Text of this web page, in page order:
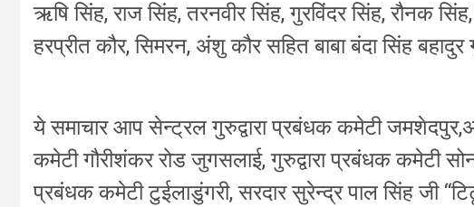
ऋषि सिंह, राज सिंह, तरनवीर सिंह, गुरविंदर सिंह, रौनक
हरप्रीत कौर, सिमरन, अंशु कौर सहित बाबा बंदा सिंह
ये समाचार आप सेन्ट्रल गुरुद्वारा प्रबंधक कमेटी
कमेटी गौरीशंकर रोड जुगसलाई, गुरुद्वारा प्रबंधक कमेटी
प्रबंधक कमेटी टुईलाडुंगरी, सरदार सुरेन्द्र पाल सिंह जी